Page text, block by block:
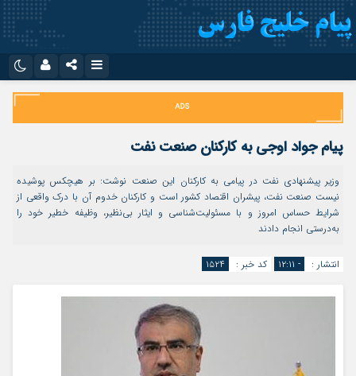
اینستاگرام
تلگرام
سروش
ایتا
آپارات
نام کاربری یا نشانی ایمیل
رمز عبور
مرا به خاطر بسپار
پیام جواد اوجی به کارکنان صنعت نفت
وزیر پیشنهادی نفت در پیامی به کارکنان این صنعت نوشت: بر هیچکس پوشیده
نیست صنعت نفت، پیشران اقتصاد کشور است و کارکنان خدوم آن با درک واقعی از
شرایط حساس امروز و با مسئولیت‌شناسی و ایثار بی‌نظیر، وظیفه خطیر خود را
به‌درستی انجام دادند
انتشار : - ۱۲:۱۱ کد خبر : ۱۵۲۴